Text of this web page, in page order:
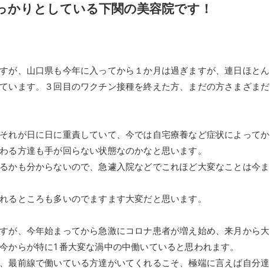
りとしている下関の美容院です！
が、山口県も今年に入ってから１か月は過ぎますが、連日ほとん
います。３回目のワクチン接種を終えた方、まだの方さまざまだ
れが日に日に重責していて、今では自宅療養など症状によってか
方達も手が回らない状態なのかなと思います。
かも分からないので、急遽入院などでこれほど大変なことは今ま
ところも多いのでますます大変だと思います。
が、今年始まってから急激にコロナ患者が増え始め、来月から大
らが特に1番大変な渦中の中働いていると思われます。
最前線で働いている方達がいてくれるこそ、極端に言えば自分達